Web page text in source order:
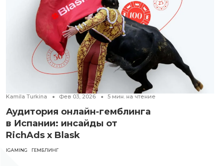
Kamila Turkina Фев 03, 2026 5 мин. на чтение
Аудитория онлайн-гемблинга
в Испании: инсайды от
RichAds x Blask
IGAMING ГЕМБЛИНГ